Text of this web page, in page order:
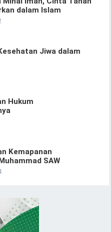
dalam Islam
Jiwa dalam
Hukum
Kemapanan
SAW